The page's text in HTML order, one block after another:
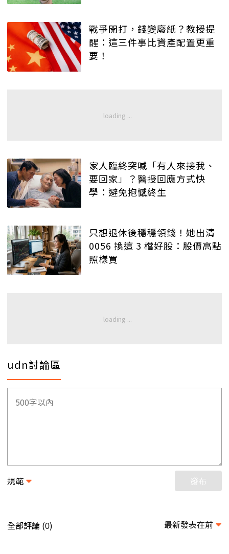
戰爭開打，錢變廢紙？教授提
醒：這三件事比資產配置更重
要！
家人臨終突喊「有人來接我、
要回家」？醫授回應方式快
學：避免抱憾終生
只想退休後穩穩領錢！她出清
0056 換這 3 檔好股：股價高點
照樣買
udn討論區
規範 發布
全部評論 (0) 最新發表在前